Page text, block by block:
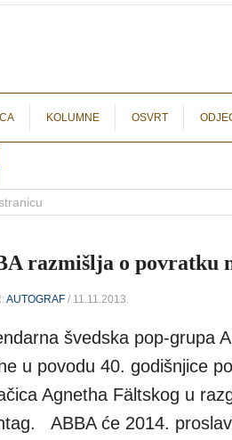
KOLUMNE OSVRT
razmišlja o povratku
AUTOGRAF / 11.11.2013.
švedska pop-grupa
u povodu 40. godišnjice
Agnetha Fältskog u
ABBA će 2014.